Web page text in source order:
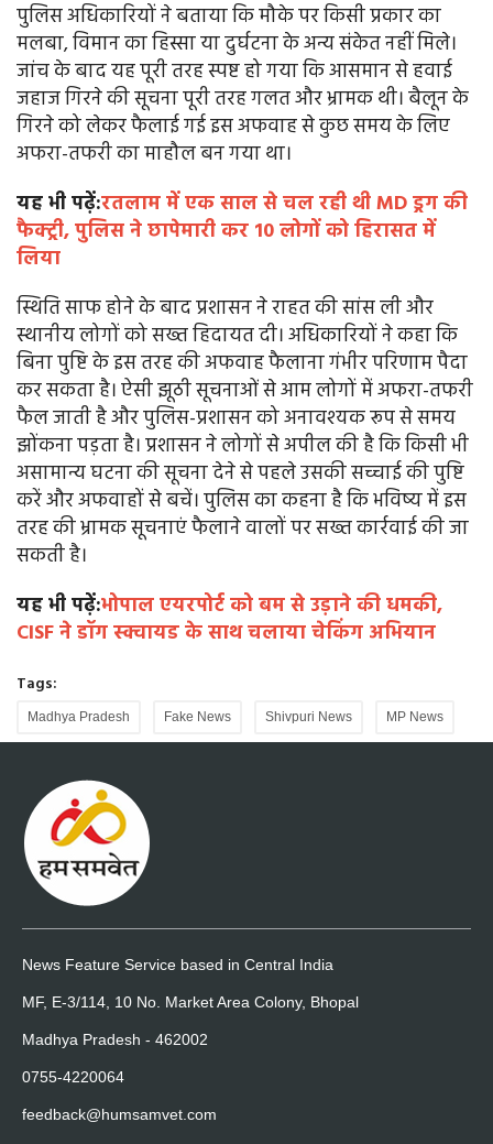
पुलिस अधिकारियों ने बताया कि मौके पर किसी प्रकार का
मलबा, विमान का हिस्सा या दुर्घटना के अन्य संकेत नहीं मिले।
जांच के बाद यह पूरी तरह स्पष्ट हो गया कि आसमान से हवाई
जहाज गिरने की सूचना पूरी तरह गलत और भ्रामक थी। बैलून के
गिरने को लेकर फैलाई गई इस अफवाह से कुछ समय के लिए
अफरा-तफरी का माहौल बन गया था।
यह भी पढ़ें:रतलाम में एक साल से चल रही थी MD ड्रग की
फैक्ट्री, पुलिस ने छापेमारी कर 10 लोगों को हिरासत में
लिया
स्थिति साफ होने के बाद प्रशासन ने राहत की सांस ली और
स्थानीय लोगों को सख्त हिदायत दी। अधिकारियों ने कहा कि
बिना पुष्टि के इस तरह की अफवाह फैलाना गंभीर परिणाम पैदा
कर सकता है। ऐसी झूठी सूचनाओं से आम लोगों में अफरा-तफरी
फैल जाती है और पुलिस-प्रशासन को अनावश्यक रूप से समय
झोंकना पड़ता है। प्रशासन ने लोगों से अपील की है कि किसी भी
असामान्य घटना की सूचना देने से पहले उसकी सच्चाई की पुष्टि
करें और अफवाहों से बचें। पुलिस का कहना है कि भविष्य में इस
तरह की भ्रामक सूचनाएं फैलाने वालों पर सख्त कार्रवाई की जा
सकती है।
यह भी पढ़ें:भोपाल एयरपोर्ट को बम से उड़ाने की धमकी,
CISF ने डॉग स्क्वायड के साथ चलाया चेकिंग अभियान
Tags:
Madhya Pradesh Fake News Shivpuri News MP News
News Feature Service based in Central India
MF, E-3/114, 10 No. Market Area Colony, Bhopal
Madhya Pradesh - 462002
0755-4220064
feedback@humsamvet.com